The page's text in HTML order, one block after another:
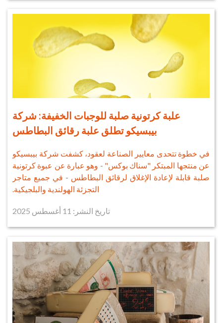
علبة كرتونية صلبة للوجبات الخفيفة: شركة
بيبسيكو تطلق علبة رقائق البطاطس
في خطوة تتحدى معايير الصناعة لعقود، كشفت شركة بيبسيكو
عن منتجها المبتكر "سناك بوكس" - وهو عبارة عن عبوة كرتونية
صلبة قابلة لإعادة الإغلاق لرقائق البطاطس - في جميع متاجر
التجزئة الهولندية والبلجيكية.
تاريخ النشر: 11 أغسطس 2025